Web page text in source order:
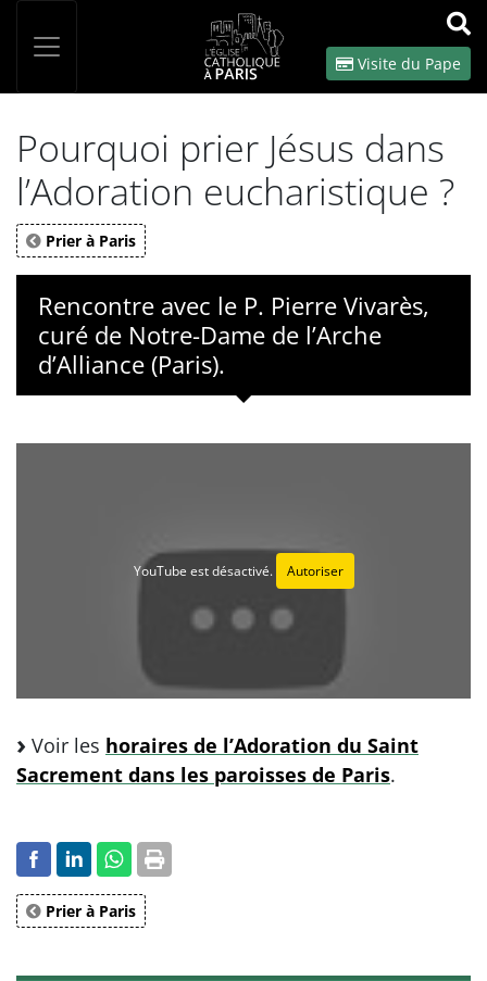
OK
Visite du Pape
Pourquoi prier Jésus dans
l’Adoration eucharistique ?
Prier à Paris
Rencontre avec le P. Pierre Vivarès,
curé de Notre-Dame de l’Arche
d’Alliance (Paris).
YouTube est désactivé. Autoriser
Voir les horaires de l’Adoration du Saint
Sacrement dans les paroisses de Paris.
Prier à Paris
Panneau de gestion des cookies